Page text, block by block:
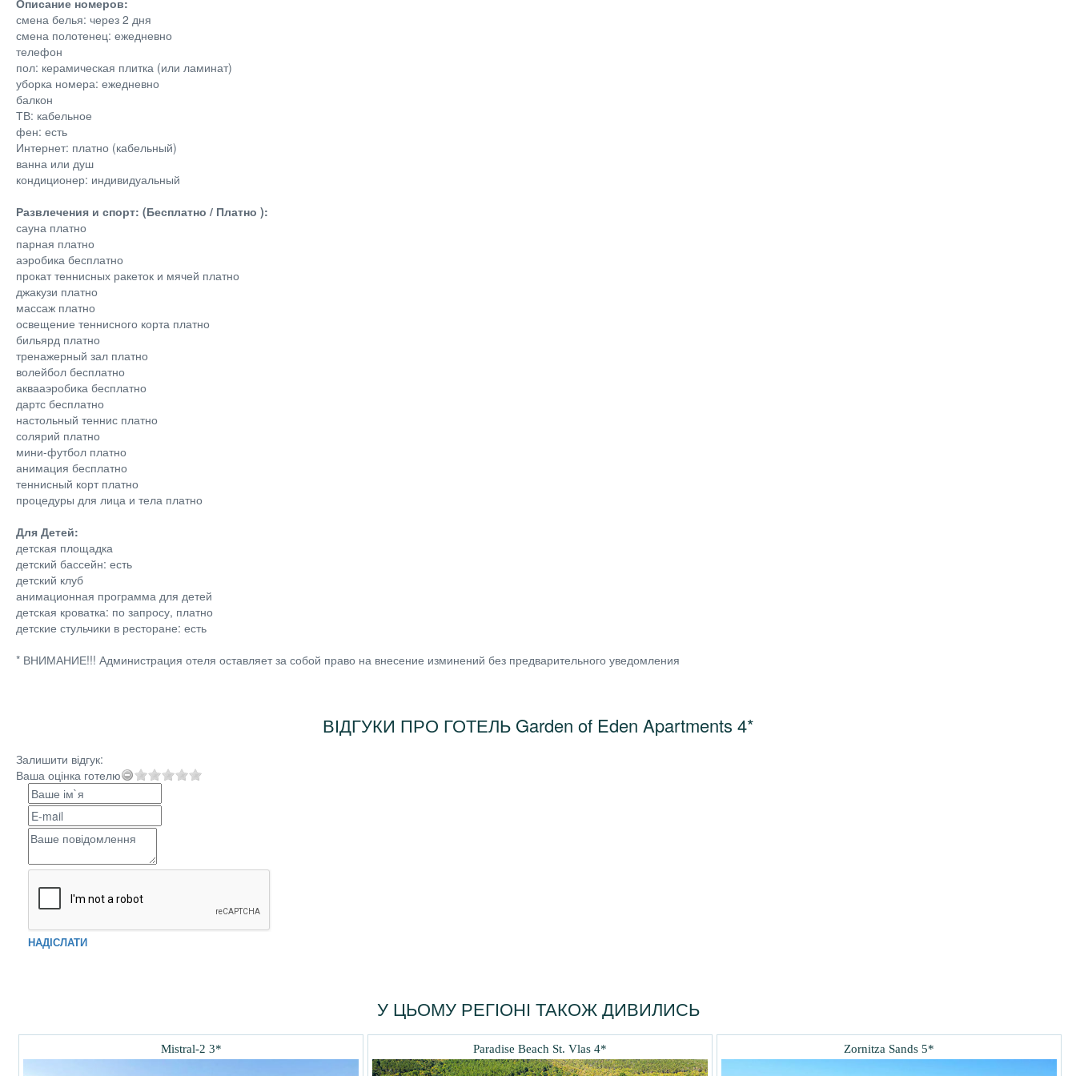
Описание номеров:
смена белья: через 2 дня
смена полотенец: ежедневно
телефон
пол: керамическая плитка (или ламинат)
уборка номера: ежедневно
балкон
ТВ: кабельное
фен: есть
Интернет: платно (кабельный)
ванна или душ
кондиционер: индивидуальный
Развлечения и спорт: (Бесплатно / Платно ):
сауна платно
парная платно
аэробика бесплатно
прокат теннисных ракеток и мячей платно
джакузи платно
массаж платно
освещение теннисного корта платно
бильярд платно
тренажерный зал платно
волейбол бесплатно
аквааэробика бесплатно
дартс бесплатно
настольный теннис платно
солярий платно
мини-футбол платно
анимация бесплатно
теннисный корт платно
процедуры для лица и тела платно
Для Детей:
детская площадка
детский бассейн: есть
детский клуб
анимационная программа для детей
детская кроватка: по запросу, платно
детские стульчики в ресторане: есть
* ВНИМАНИЕ!!! Администрация отеля оставляет за собой право на внесение изминений без предварительного уведомления
ВІДГУКИ ПРО ГОТЕЛЬ Garden of Eden Apartments 4*
Залишити відгук:
Ваша оцінка готелю
НАДІСЛАТИ
У ЦЬОМУ РЕГІОНІ ТАКОЖ ДИВИЛИСЬ
Mistral-2 3* Paradise Beach St. Vlas 4* Zornitza Sands 5*